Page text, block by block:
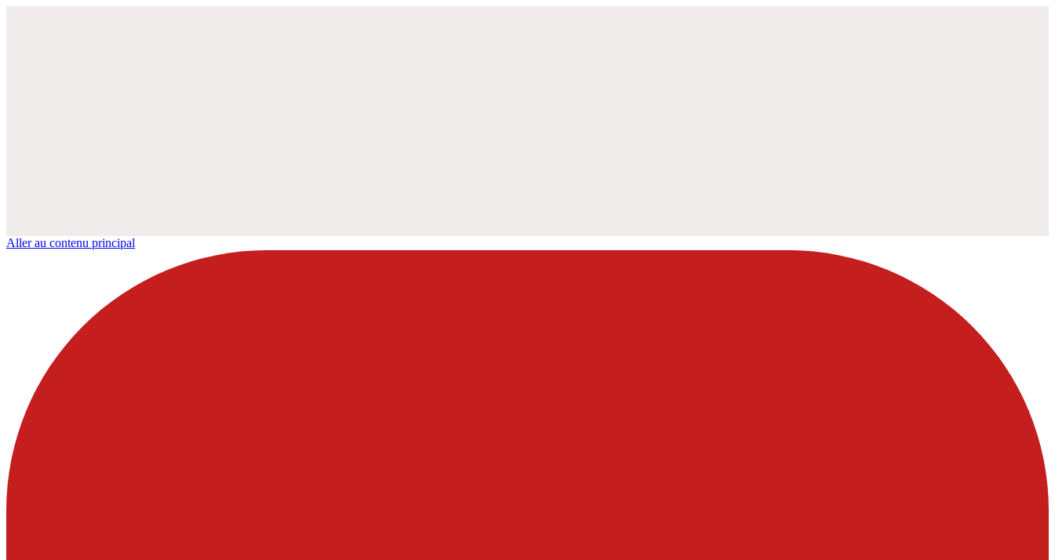
Aller au contenu principal